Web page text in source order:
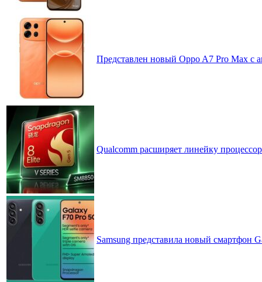
Представлен новый Oppo A7 Pro Max с
Qualcomm расширяет линейку
Samsung представила новый смартфон